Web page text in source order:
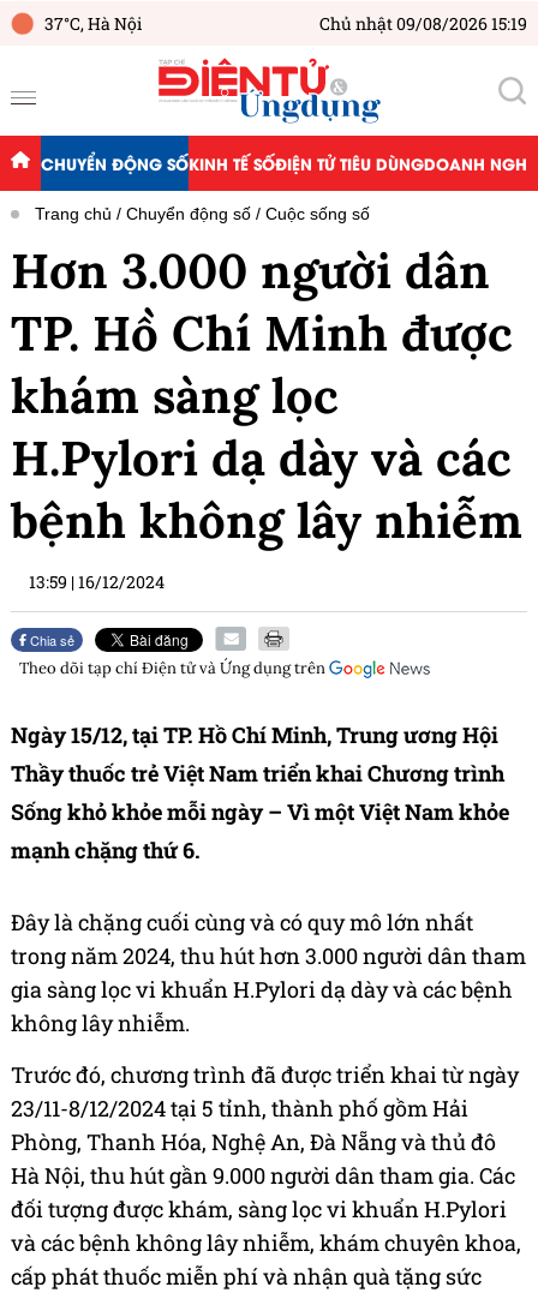
37°C,Hà Nội Chủ nhật 09/08/2026 15:19
CHUYỂN ĐỘNG SỐKINH TẾ SỐĐIỆN TỬ TIÊU DÙNGDOANH
Trang chủ Chuyển động số Cuộc sống số
Hơn 3.000 người dân
TP. Hồ Chí Minh được
khám sàng lọc
H.Pylori dạ dày và các
bệnh không lây nhiễm
13:59 |16/12/2024
Chia sẻ
Theo dõi tạp chíĐiện tử và Ứng dụngtrên
Ngày 15/12, tại TP. Hồ Chí Minh, Trung ương Hội
Thầy thuốc trẻ Việt Nam triển khai Chương trình
Sống khỏ khỏe mỗi ngày – Vì một Việt Nam khỏe
mạnh chặng thứ 6.
Đây là chặng cuối cùng và có quy mô lớn nhất
trong năm 2024, thu hút hơn 3.000 người dân tham
gia sàng lọc vi khuẩn H.Pylori dạ dày và các bệnh
không lây nhiễm.
Trước đó, chương trình đã được triển khai từ ngày
23/11-8/12/2024 tại 5 tỉnh, thành phố gồm Hải
Phòng, Thanh Hóa, Nghệ An, Đà Nẵng và thủ đô
Hà Nội, thu hút gần 9.000 người dân tham gia. Các
đối tượng được khám, sàng lọc vi khuẩn H.Pylori
và các bệnh không lây nhiễm, khám chuyên khoa,
cấp phát thuốc miễn phí và nhận quà tặng sức